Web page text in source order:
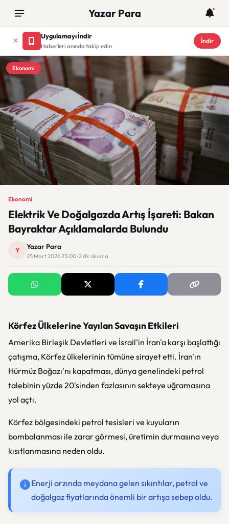
Yazar Para
Uygulamayı İndir
Haberleri anında takip edin
İndir
Ekonomi
Ekonomi
Elektrik Ve Doğalgazda Artış İşareti: Bakan
Bayraktar Açıklamalarda Bulundu
Y Yazar Para
25 Mart 2026 23:00 · 2 dk okuma
Körfez Ülkelerine Yayılan Savaşın Etkileri
Amerika Birleşik Devletleri ve İsrail'in İran'a karşı başlattığı
çatışma, Körfez ülkelerinin tümüne sirayet etti. İran'ın
Hürmüz Boğazı'nı kapatması, dünya genelindeki petrol
talebinin yüzde 20'sinden fazlasının sekteye uğramasına
yol açtı.
Körfez bölgesindeki petrol tesisleri ve kuyuların
bombalanması ile zarar görmesi, üretimin durmasına veya
kısıtlanmasına neden oldu.
Enerji arzında meydana gelen sıkıntılar, petrol ve
doğalgaz fiyatlarında önemli bir artışa sebep oldu.